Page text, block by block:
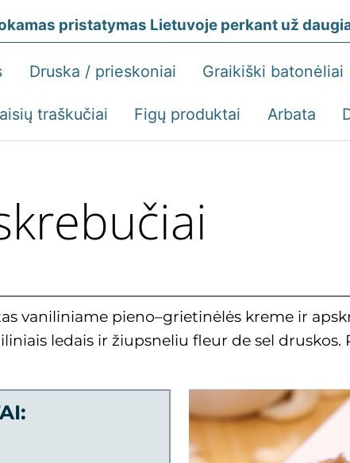
pristatymas Lietuvoje perkant už
Druska / prieskoniai Graikiški batonėliai
traškučiai Figų produktai Arbata
vaniliniame pieno–grietinėlės kreme ir
ledais ir žiupsneliu fleur de sel